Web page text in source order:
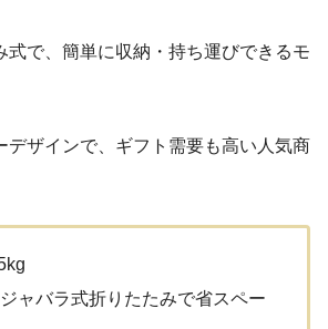
式で、簡単に収納・持ち運びできるモ
デザインで、ギフト需要も高い人気商
ャバラ式折りたたみで省スペー